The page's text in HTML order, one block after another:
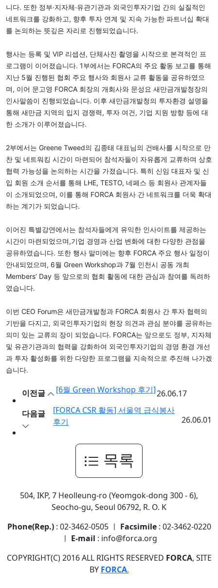
니다. 또한 정부·지자체·유관기관과 외국인투자기업 간의 실질적인
네트워크를 강화하고, 향후 투자 연계 및 지속 가능한 파트너십 확대
를 논의하는 뜻깊은 자리로 진행되었습니다.
행사는 등록 및 VIP 리셉션, 단체사진 촬영을 시작으로 본격적인 프
로그램이 이어졌습니다. 1부에서는 FORCA의 주요 활동 보고를 통해
지난 5월 진행된 협회 주요 행사와 회원사 교류 활동을 공유하였으
며, 이어 문고영 FORCA 회장의 개회사와 문성요 새만금개발청장의
인사말씀이 진행되었습니다. 이후 새만금개발청의 투자환경 설명을
통해 새만금 지역의 입지 경쟁력, 투자 여건, 기업 지원 방향 등에 대
한 소개가 이루어졌습니다.
2부에서는 Greene Tweed의 김종태 대표님의 건배사를 시작으로 만
찬 및 네트워킹 시간이 마련되어 참석자들이 자유롭게 교류하며 상호
협력 가능성을 논의하는 시간을 가졌습니다. 특히 신임 대표자 및 신
입 회원 소개 순서를 통해 LHE, TESTO, 네페스 등 회원사 관계자들
이 소개되었으며, 이를 통해 FORCA 회원사 간 네트워크를 더욱 확대
하는 계기가 되었습니다.
이어진 특별강연에서는 참석자들에게 유익한 인사이트를 제공하는
시간이 마련되었으며,기업 경영과 산업 변화에 대한 다양한 관점을
공유하였습니다. 또한 행사 말미에는 향후 FORCA 주요 행사 일정이
안내되었으며, 6월 Green Workshop과 7월 인천시 공동 개최
Members’ Day 등 앞으로의 협회 활동에 대한 관심과 참여를 독려하
였습니다.
이번 CEO Forum은 새만금개발청과 FORCA 회원사 간 투자 협력의
기반을 다지고, 외국인투자기업의 현장 의견과 관심 분야를 공유하는
의미 있는 교류의 장이 되었습니다. FORCA는 앞으로도 정부, 지자체
및 유관기관과의 협력을 강화하여 외국인투자기업의 경영 환경 개선
과 투자 활성화를 위한 다양한 프로그램을 지속적으로 추진해 나가겠
습니다.
이전글 [6월 Green Workshop 후기]26.06.17
다음글
[FORCA CSR 활동] 서울역 급식봉사
후기
26.06.01
목록
504, IKP, 7 Heolleung-ro (Yeomgok-dong 300 - 6),
Seocho-gu, Seoul 06792, R. O. K
Phone(Rep.): 02-3462-0505 ㅣ Facsimile: 02-3462-0220
ㅣ E-mail : info@forca.org
COPYRIGHT(C) 2016 ALL RIGHTS RESERVED FORCA, SITE
BY FORCA.